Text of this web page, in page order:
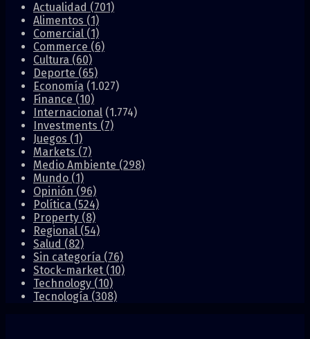
Actualidad (701)
Alimentos (1)
Comercial (1)
Commerce (6)
Cultura (60)
Deporte (65)
Economía (1.027)
Finance (10)
Internacional (1.774)
Investments (7)
Juegos (1)
Markets (7)
Medio Ambiente (298)
Mundo (1)
Opinión (96)
Política (524)
Property (8)
Regional (54)
Salud (82)
Sin categoría (76)
Stock-market (10)
Technology (10)
Tecnología (308)